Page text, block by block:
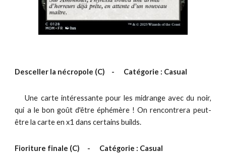
Desceller la nécropole (C) - Catégorie : Casual
Une carte intéressante pour les midrange avec du noir,
qui a le bon goût d'être éphémère ! On rencontrera peut-
être la carte en x1 dans certains builds.
Fioriture finale (C) - Catégorie : Casual